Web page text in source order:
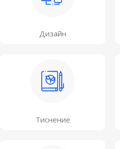
Дизайн
Тиснение